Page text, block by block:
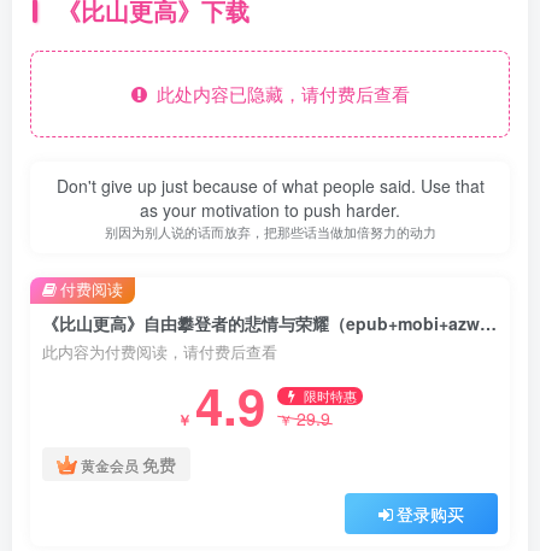
《比山更高》下载
此处内容已隐藏，请付费后查看
Don't give up just because of what people said. Use that
as your motivation to push harder.
别因为别人说的话而放弃，把那些话当做加倍努力的动力
《比山更高》自由攀登者的悲情与荣耀（epub+mobi+azw3+pdf）
此内容为付费阅读，请付费后查看
￥ 4.9 限时特惠
￥29.9
黄金会员 免费
登录购买
付费阅读